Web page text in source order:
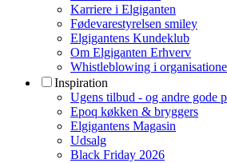
Karriere i Elgiganten
Fødevarestyrelsen smiley
Elgigantens Kundeklub
Om Elgiganten Erhverv
Whistleblowing i
Inspiration
Ugens tilbud - og andre gode
Epoq køkken & bryggers
Elgigantens Magasin
Udsalg
Black Friday 2026